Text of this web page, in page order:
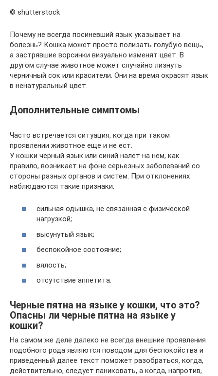
© shutterstock
Почему не всегда посиневший язык указывает на
болезнь? Кошка может просто полизать голубую вещь,
а застрявшие ворсинки визуально изменят цвет. В
другом случае животное может случайно лизнуть
черничный сок или красители. Они на время окрасят язык
в ненатуральный цвет.
Дополнительные симптомы
Часто встречается ситуация, когда при таком
проявлении животное еще и не ест.
У кошки черный язык или синий налет на нем, как
правило, возникает на фоне серьезных заболеваний со
стороны разных органов и систем. При отклонениях
наблюдаются такие признаки:
сильная одышка, не связанная с физической
нагрузкой;
высунутый язык;
беспокойное состояние;
вялость;
отсутствие аппетита.
Черные пятна на языке у кошки, что это?
Опасны ли черные пятна на языке у
кошки?
На самом же деле далеко не всегда внешние проявления
подобного рода являются поводом для беспокойства и
приведенный далее текст поможет разобраться, когда,
действительно, следует паниковать, а когда, напротив,